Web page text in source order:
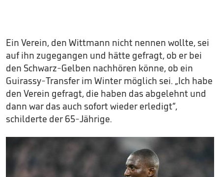
Ein Verein, den Wittmann nicht nennen wollte, sei
auf ihn zugegangen und hätte gefragt, ob er bei
den Schwarz-Gelben nachhören könne, ob ein
Guirassy-Transfer im Winter möglich sei. „Ich habe
den Verein gefragt, die haben das abgelehnt und
dann war das auch sofort wieder erledigt“,
schilderte der 65-Jährige.